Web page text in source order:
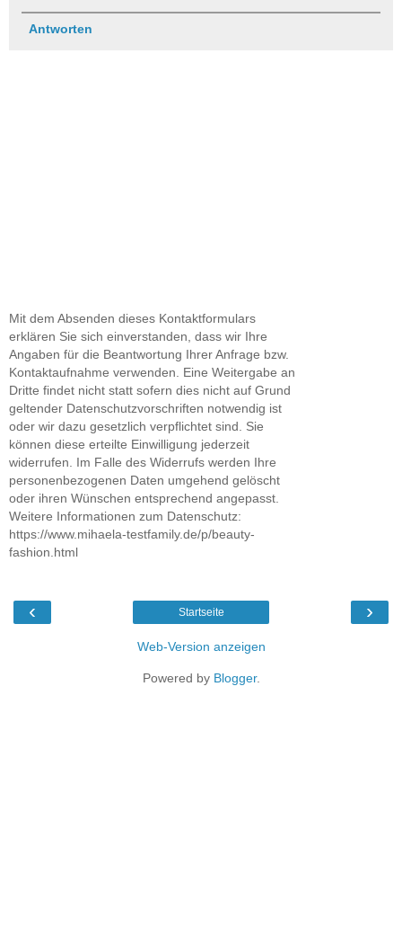
Antworten
Mit dem Absenden dieses Kontaktformulars
erklären Sie sich einverstanden, dass wir Ihre
Angaben für die Beantwortung Ihrer Anfrage bzw.
Kontaktaufnahme verwenden. Eine Weitergabe an
Dritte findet nicht statt sofern dies nicht auf Grund
geltender Datenschutzvorschriften notwendig ist
oder wir dazu gesetzlich verpflichtet sind. Sie
können diese erteilte Einwilligung jederzeit
widerrufen. Im Falle des Widerrufs werden Ihre
personenbezogenen Daten umgehend gelöscht
oder ihren Wünschen entsprechend angepasst.
Weitere Informationen zum Datenschutz:
https://www.mihaela-testfamily.de/p/beauty-
fashion.html
‹ ›
Startseite
Web-Version anzeigen
Powered by Blogger.